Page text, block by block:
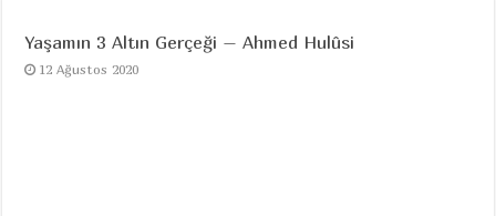
Yaşamın 3 Altın Gerçeği – Ahmed Hulûsi
12 Ağustos 2020